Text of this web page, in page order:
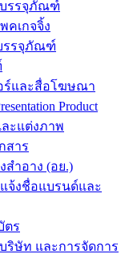
บรรจุภัณฑ์
คเกจจิ้ง
รรจุภัณฑ์
ร์และสื่อโฆษณา
Product
ะแต่งภาพ
สาร
สำอาง (อย.)
จ้งชื่อแบรนด์และ
ตร
ริษัท และการจัดการ